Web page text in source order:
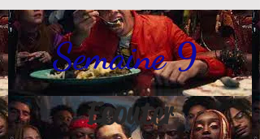
Semaine 9
Ecouter